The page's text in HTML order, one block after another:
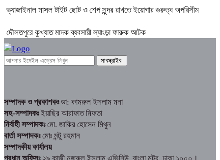
ভ্যাজাইনাল মাসল টাইট ছোট ও শেপ সুন্দর রাখতে ইয়োগার গুরুত্ব অপরিসীম
দৌলতপুরে কুখ্যাত মাদক ব্যবসায়ী ল্যাংড়া ফারুক আটক
সম্পাদক ও প্রকাশকঃডা: কামরুল ইসলাম মনা
সহ-সম্পাদকঃইয়াছির আরাফাত মিফতা
নির্বাহী সম্পাদকঃমো. জাকির হোসেন মিথুন
বার্তা সম্পাদকঃমোঃ মন্টু রহমান
সম্পাদকীয় কার্যালয়